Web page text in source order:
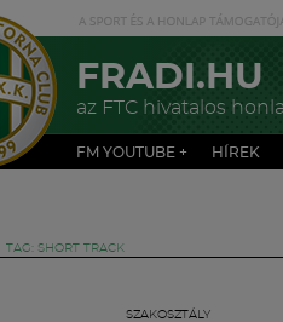
FRADI.HU
az FTC hivatalos
FM YOUTUBE + HÍREK
TAG: SHORT TRACK
SZAKOSZTÁLY